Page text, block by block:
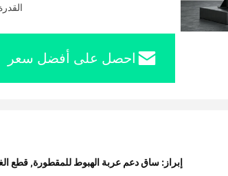
القدرة
احصل على أفضل سعر
إبراز: ساق دعم عربة الهبوط للمقطورة, قطع